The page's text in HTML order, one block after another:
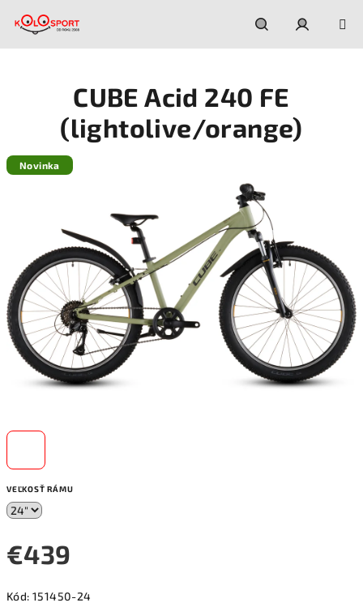
Hľadať
VEĽKOSŤ RÁMU
€439
cena:
Kód: 151450-24
CUBE Acid 240 FE
(lightolive/orange)
Novinka